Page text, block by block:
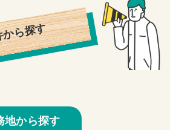
ら探す
地から探す